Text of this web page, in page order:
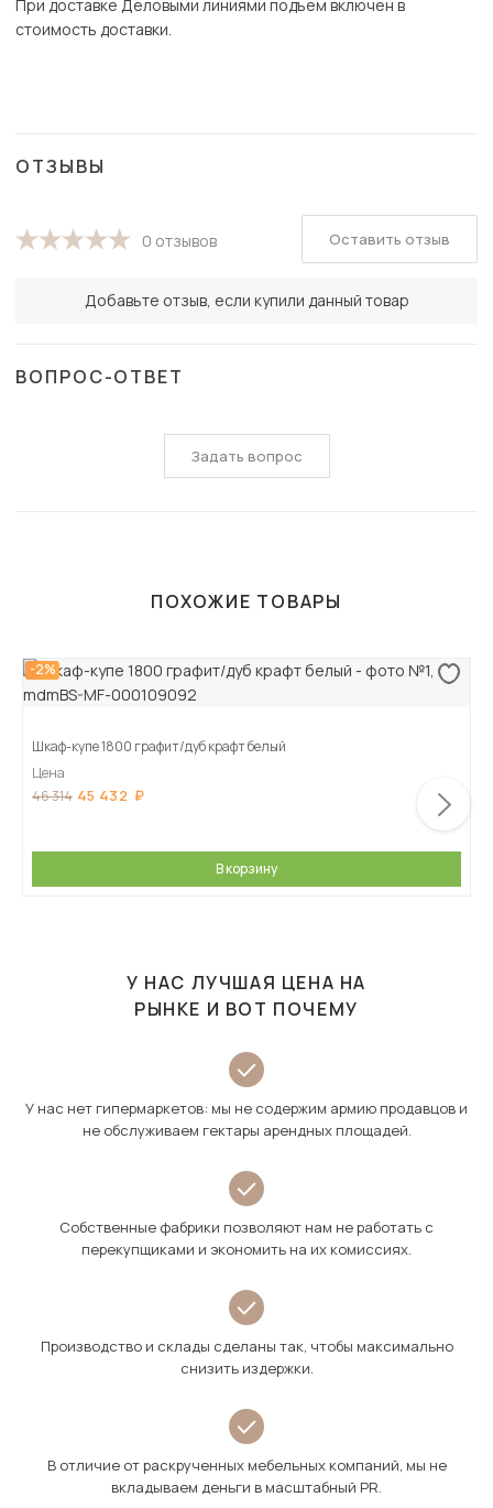
При доставке Деловыми линиями подъем включен в
стоимость доставки.
ОТЗЫВЫ
0 отзывов
Добавьте отзыв, если купили данный товар
Оставить отзыв
ВОПРОС-ОТВЕТ
Задать вопрос
ПОХОЖИЕ ТОВАРЫ
-2%
Шкаф-купе 1800 графит/дуб крафт белый
Цена
46 314 45 432
В корзину
У НАС ЛУЧШАЯ ЦЕНА НА
РЫНКЕ И ВОТ ПОЧЕМУ
У нас нет гипермаркетов: мы не содержим армию продавцов и
не обслуживаем гектары арендных площадей.
Собственные фабрики позволяют нам не работать с
перекупщиками и экономить на их комиссиях.
Производство и склады сделаны так, чтобы максимально
снизить издержки.
В отличие от раскрученных мебельных компаний, мы не
вкладываем деньги в масштабный PR.